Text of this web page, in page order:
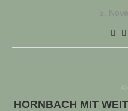
5.
HORNBACH MIT